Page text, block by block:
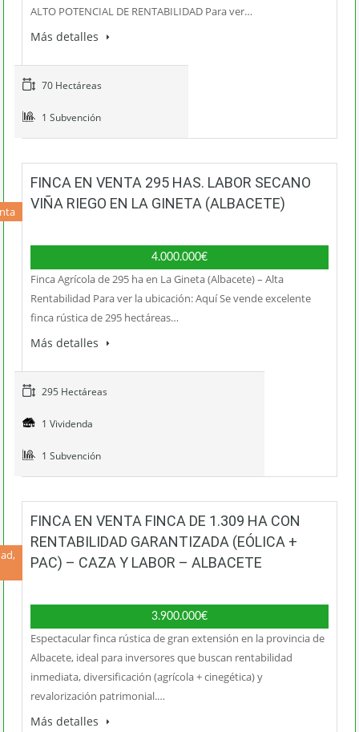
ALTO POTENCIAL DE RENTABILIDAD Para ver…
Más detalles
70 Hectáreas
1 Subvención
FINCA EN VENTA 295 HAS. LABOR SECANO
VIÑA RIEGO EN LA GINETA (ALBACETE)
4.000.000€
Finca Agrícola de 295 ha en La Gineta (Albacete) – Alta
Rentabilidad Para ver la ubicación: Aquí Se vende excelente
finca rústica de 295 hectáreas…
Más detalles
295 Hectáreas
1 Vividenda
1 Subvención
FINCA EN VENTA FINCA DE 1.309 HA CON
RENTABILIDAD GARANTIZADA (EÓLICA +
PAC) – CAZA Y LABOR – ALBACETE
3.900.000€
Espectacular finca rústica de gran extensión en la provincia de
Albacete, ideal para inversores que buscan rentabilidad
inmediata, diversificación (agrícola + cinegética) y
revalorización patrimonial.…
Más detalles